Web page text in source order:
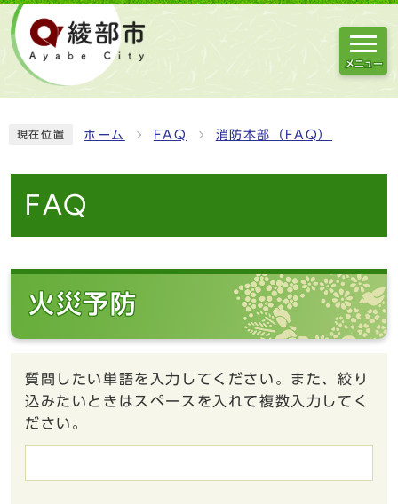
メニュー
現在位置 ホーム FAQ 消防本部（FAQ）
FAQ
火災予防
質問したい単語を入力してください。また、絞り
込みたいときはスペースを入れて複数入力してく
ださい。